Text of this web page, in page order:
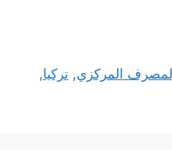
المصرف المركزي,تركيا,